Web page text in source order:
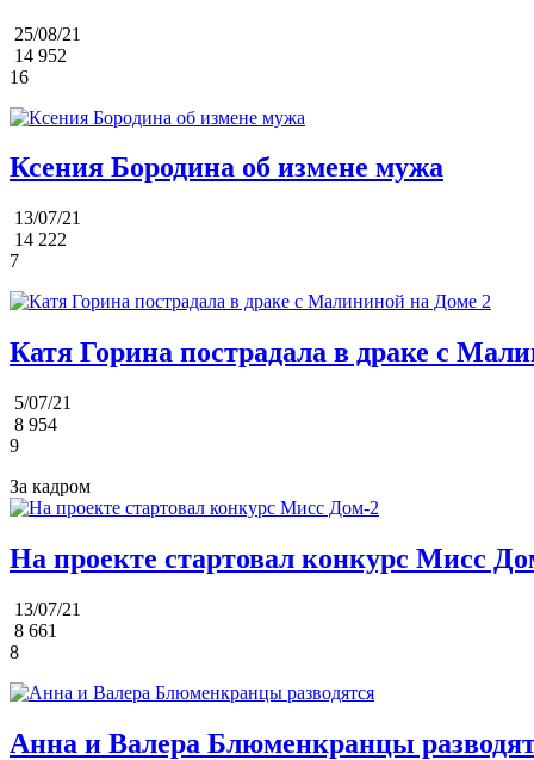
25/08/21
14 952
16
Ксения Бородина об измене мужа
13/07/21
14 222
7
Катя Горина пострадала в драке с
5/07/21
8 954
9
За кадром
На проекте стартовал конкурс Мисс
13/07/21
8 661
8
Анна и Валера Блюменкранцы